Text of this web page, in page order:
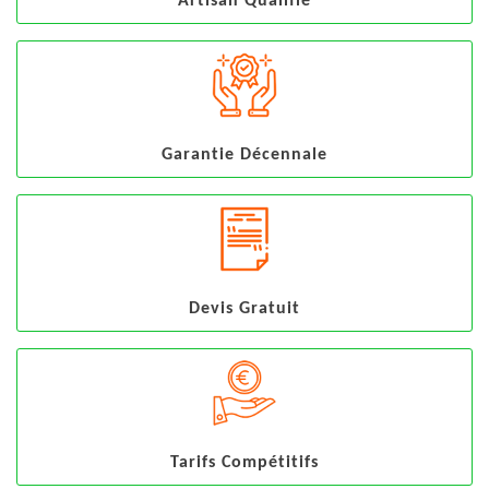
Garantie Décennale
Devis Gratuit
Tarifs Compétitifs